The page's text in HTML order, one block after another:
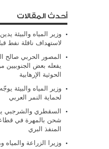
أحدث المقالات
وزير المياه والبيئة
لاستهداف ناقلة نفط
المصور الحربي صالح
يفعله بعض الجنوبيين
الحوثية الإرهابية
وزير المياه والبيئة
لحماية النمر العربي
السقطري والشرجبي
شحن بالمهرة في
المنفذ البري
وزيرا الزراعة